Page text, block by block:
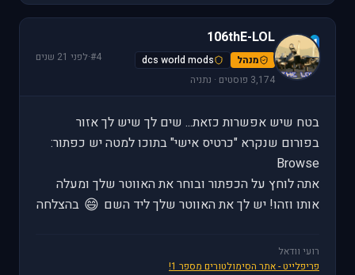
1
106thE-LOL
מנהל
dcs world mods
3,174 פוסטים · נתניה
#4
·לפני 21 שנים
בטח שיש אפשרות כזאת... שים לך שיש לך אזור
בפורום שנקרא "כרטיס אישי" בתוכו למטה יש כפתור:
Browse
אתה לוחץ על הכפתור ובוחר את האווטר שלך ומעלה
אותו וזהו! יש לך את האווטר שלך ליד השם 😄 בהצלחה
רועי וודאל
פריפלייט - אתר הסימולטורים מספר 1!